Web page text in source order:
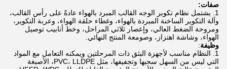
صفات:
يشتمل نظام تكوير الوجه القالب المبرد بالهواء عادةً على رأس القالب،
وآلة التكوير الساخنة المبردة بالهواء، وغطاء حلقة الهواء، وعربة التكوير،
ومروحة الضغط العالي، وإعصار ثلاثي المراحل، وخط أنابيب توصيل
الهواء، وشاشة اهتزاز، وصومعة المنتج النهائي.
وظيفة:
النظام مناسب لأجهزة البثق ذات المرحلتين ويمكنه التعامل مع المواد
التي ليس من السهل سحبها وتجفيفها، مثل PVC، LLDPE، الأصبغة